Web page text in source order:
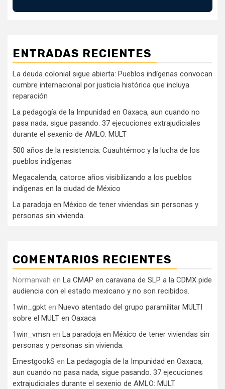
ENTRADAS RECIENTES
La deuda colonial sigue abierta: Pueblos indígenas convocan
cumbre internacional por justicia histórica que incluya
reparación
La pedagogía de la Impunidad en Oaxaca, aun cuando no
pasa nada, sigue pasando. 37 ejecuciones extrajudiciales
durante el sexenio de AMLO: MULT
500 años de la resistencia: Cuauhtémoc y la lucha de los
pueblos indígenas
Megacalenda, catorce años visibilizando a los pueblos
indígenas en la ciudad de México
La paradoja en México de tener viviendas sin personas y
personas sin vivienda.
COMENTARIOS RECIENTES
Normanvah en La CMAP en caravana de SLP a la CDMX pide
audiencia con el estado mexicano y no son recibidos.
1win_gpkt en Nuevo atentado del grupo paramilitar MULTI
sobre el MULT en Oaxaca
1win_vmsn en La paradoja en México de tener viviendas sin
personas y personas sin vivienda.
ErnestgookS en La pedagogía de la Impunidad en Oaxaca,
aun cuando no pasa nada, sigue pasando. 37 ejecuciones
extrajudiciales durante el sexenio de AMLO: MULT